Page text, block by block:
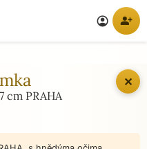
account_circle person_add
✕
cm PRAHA